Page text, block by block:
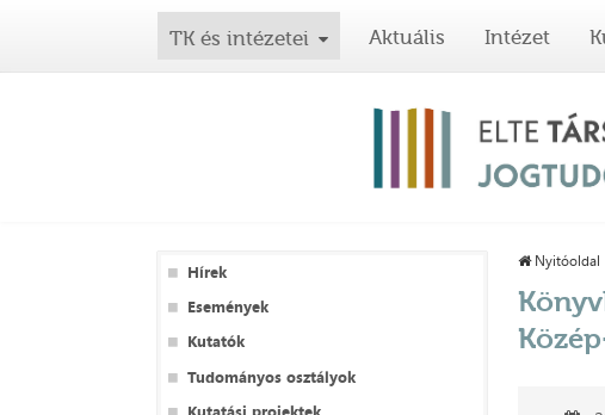
TK és intézetei Aktuális Intézet
Hírek
Események
Kutatók
Tudományos osztályok
Nyitóoldal